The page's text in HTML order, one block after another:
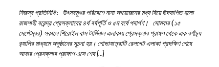
নিজস্ব প্রতিনিধি : উৎসবমুখর পরিবেশে নানা আয়োজনের মধ্য দিয়ে উদযাপিত হলো
রাজশাহী বরেন্দ্র প্রেসক্লাবের ৪র্থ বর্ষপূর্তি ও ৫ম বর্ষে পদার্পণ। সোমবার (১৫
সেপ্টেম্বর) সকালে শিরোইল বাস টার্মিনাল এলাকায় প্রেসক্লাব প্রাঙ্গণ থেকে এক বর্ণাঢ্য
র‍্যালির মাধ্যমে অনুষ্ঠানের সূচনা হয়। শোভাযাত্রাটি রেলগেট এলাকা প্রদক্ষিণ শেষে
আবার প্রেসক্লাব প্রাঙ্গণে এসে শেষ […]